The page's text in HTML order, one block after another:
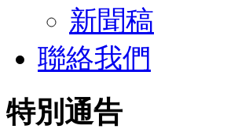
新聞稿
聯絡我們
特別通告